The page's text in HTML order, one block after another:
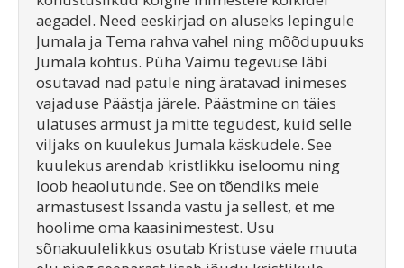
aegadel. Need eeskirjad on aluseks lepingule
Jumala ja Tema rahva vahel ning mõõdupuuks
Jumala kohtus. Püha Vaimu tegevuse läbi
osutavad nad patule ning äratavad inimeses
vajaduse Päästja järele. Päästmine on täies
ulatuses armust ja mitte tegudest, kuid selle
viljaks on kuulekus Jumala käskudele. See
kuulekus arendab kristlikku iseloomu ning
loob heaolutunde. See on tõendiks meie
armastusest Issanda vastu ja sellest, et me
hoolime oma kaasinimestest. Usu
sõnakuulelikkus osutab Kristuse väele muuta